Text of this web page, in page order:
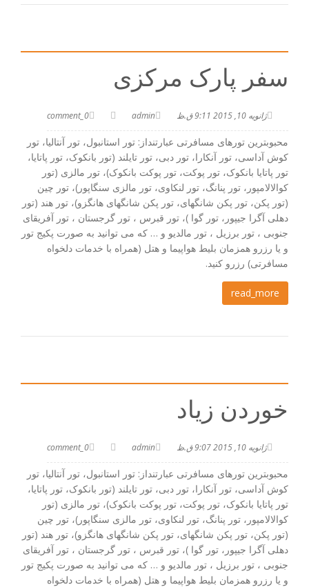
سفر پارک مرکزی
ژانویه 10, 2015 9:11 ق.ظ admin
0_comment
محبوبترین تورهای مسافرتی عبارتنداز: تور استانبول، تور آنتالیا، تور
کوش آداسی، تور آنکارا، تور دبی، تور تایلند (تور بانکوک، تور پاتایا،
تور پاتایا بانکوک، تور پوکت، تور پوکت بانکوک)، تور مالزی (تور
کوالالامپور، تور پنانگ، تور لنکاوی، تور مالزی سنگاپور)، تور چین
(تور پکن، تور پکن شانگهای، تور پکن شانگهای هانگزو)، تور هند (تور
دهلی آگرا جیپور، تور گوا )، تور قبرس ، تور گرجستان ، تور آفریقای
جنوبی ، تور برزیل ، تور مالدیو و … که می توانید به صورت پکیج تور
و یا رزرو همزمان بلیط هواپیما و هتل (همراه با خدمات دلخواه
مسافرتی) رزرو کنید.
read_more
خوردن زیاد
ژانویه 10, 2015 9:07 ق.ظ admin
0_comment
محبوبترین تورهای مسافرتی عبارتنداز: تور استانبول، تور آنتالیا، تور
کوش آداسی، تور آنکارا، تور دبی، تور تایلند (تور بانکوک، تور پاتایا،
تور پاتایا بانکوک، تور پوکت، تور پوکت بانکوک)، تور مالزی (تور
کوالالامپور، تور پنانگ، تور لنکاوی، تور مالزی سنگاپور)، تور چین
(تور پکن، تور پکن شانگهای، تور پکن شانگهای هانگزو)، تور هند (تور
دهلی آگرا جیپور، تور گوا )، تور قبرس ، تور گرجستان ، تور آفریقای
جنوبی ، تور برزیل ، تور مالدیو و … که می توانید به صورت پکیج تور
و یا رزرو همزمان بلیط هواپیما و هتل (همراه با خدمات دلخواه